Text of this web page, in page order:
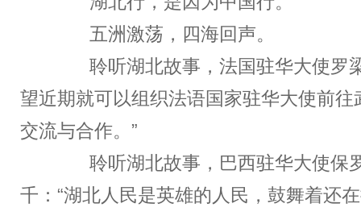
五洲激荡，四海回声。
聆听湖北故事，法国驻华大使罗
望近期就可以组织法语国家驻华大使前往
交流与合作。”
聆听湖北故事，巴西驻华大使保
千：“湖北人民是英雄的人民，鼓舞着还